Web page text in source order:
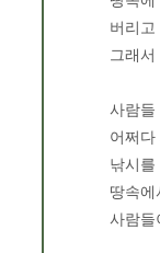
버리고
그래
사람들
어쩌
낚시
땅속
사람들